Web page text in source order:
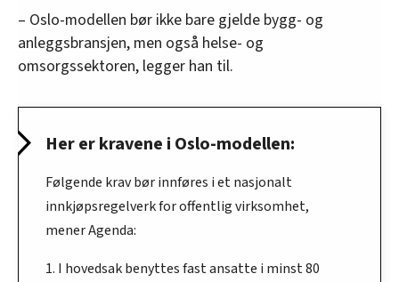
– Oslo-modellen bør ikke bare gjelde bygg- og
anleggsbransjen, men også helse- og
omsorgssektoren, legger han til.
Her er kravene i Oslo-modellen:
Følgende krav bør innføres i et nasjonalt
innkjøpsregelverk for offentlig virksomhet,
mener Agenda:
1. I hovedsak benyttes fast ansatte i minst 80